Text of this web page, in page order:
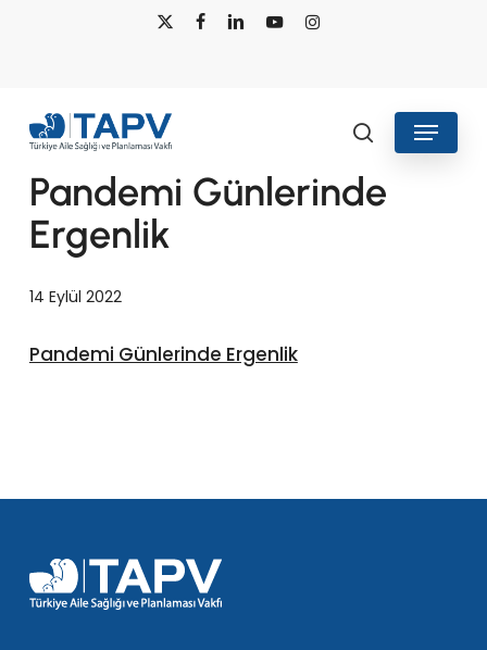
x-
facebooklinkedin youtubeinstagram
search
Menu
Kitap ve Kitapçıklar
Pandemi Günlerinde
Ergenlik
14 Eylül 2022
Pandemi Günlerinde Ergenlik